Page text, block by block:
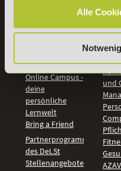
Alle
Fördermöglichkeiten
Bildungsgutschein
Check
Online Campus -
deine
persönliche
Lernwelt
Bring a Friend
Partnerprogramm
des DeLSt
Stellenangebote
und